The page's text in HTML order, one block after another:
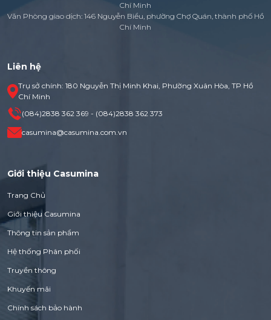
Chí Minh
Văn Phòng giao dịch: 146 Nguyễn Biểu, phường Chợ Quán, thành phố Hồ
Chí Minh
Liên hệ
Trụ sở chính: 180 Nguyễn Thị Minh Khai, Phường Xuân Hòa, TP Hồ
Chí Minh
(084)2838 362 369 - (084)2838 362 373
casumina@casumina.com.vn
Giới thiệu Casumina
Trang Chủ
Giới thiệu Casumina
Thông tin sản phẩm
Hệ thống Phân phối
Truyền thông
Khuyến mãi
Chính sách bảo hành